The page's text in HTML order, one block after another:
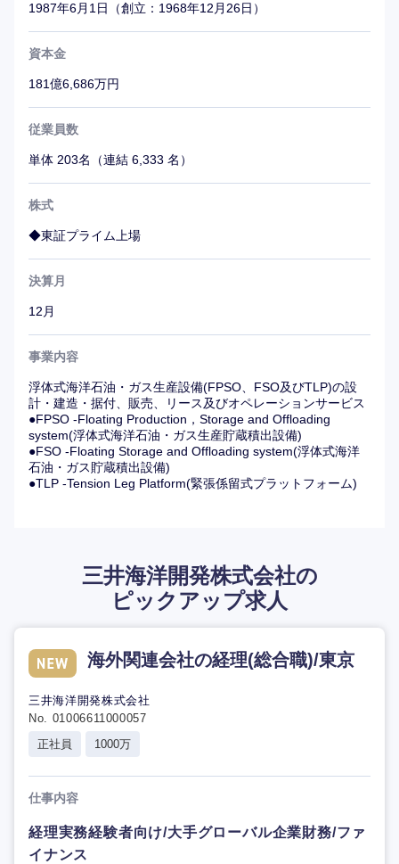
1987年6月1日（創立：1968年12月26日）
資本金
181億6,686万円
従業員数
単体 203名（連結 6,333 名）
株式
◆東証プライム上場
決算月
12月
事業内容
浮体式海洋石油・ガス生産設備(FPSO、FSO及びTLP)の設
計・建造・据付、販売、リース及びオペレーションサービス
●FPSO -Floating Production，Storage and Offloading
system(浮体式海洋石油・ガス生産貯蔵積出設備)
●FSO -Floating Storage and Offloading system(浮体式海洋
石油・ガス貯蔵積出設備)
●TLP -Tension Leg Platform(緊張係留式プラットフォーム)
三井海洋開発株式会社の
ピックアップ求人
海外関連会社の経理(総合職)/東京
三井海洋開発株式会社
No. 01006611000057
正社員
1000万
仕事内容
経理実務経験者向け/大手グローバル企業財務/ファ
イナンス